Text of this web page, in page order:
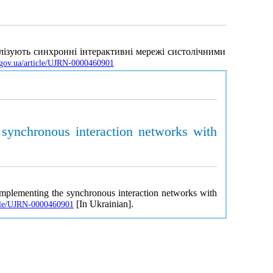
синхроннi iнтерактивнi мережi систолiчними
article/UJRN-0000460901
interaction networks with
the synchronous interaction networks with
UJRN-0000460901 [In Ukrainian].